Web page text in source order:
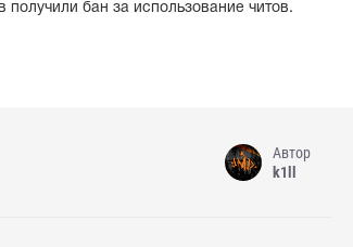
бан за использование читов.
Автор
k1ll